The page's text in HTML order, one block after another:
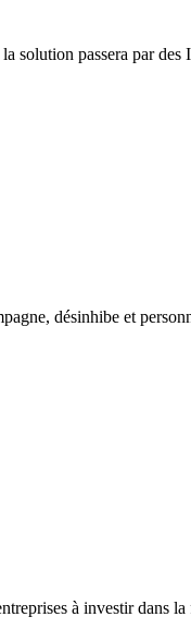
solution passera par
désinhibe et
à investir dans